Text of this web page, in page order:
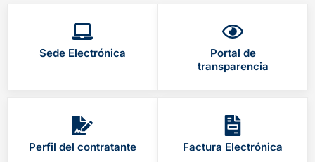
Sede Electrónica
Portal de
transparencia
Perfil del contratante Factura Electrónica